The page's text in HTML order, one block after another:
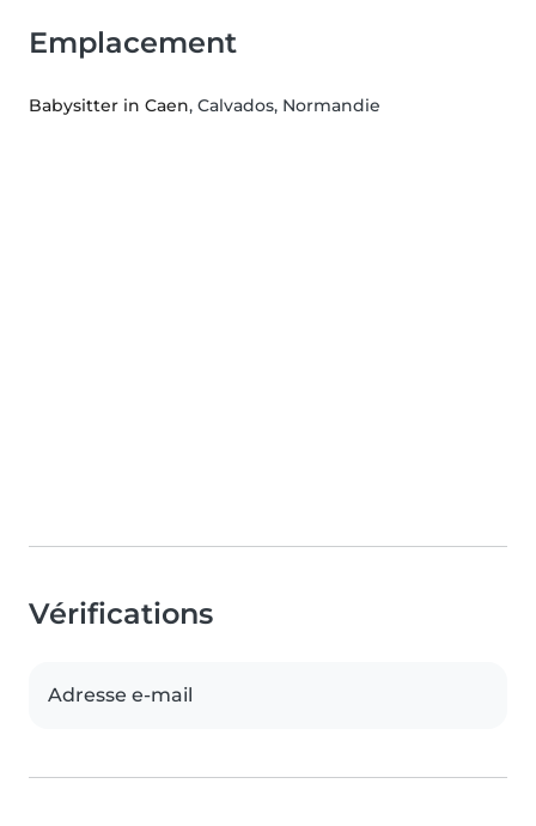
Emplacement
Babysitter in Caen, Calvados, Normandie
Vérifications
Adresse e-mail